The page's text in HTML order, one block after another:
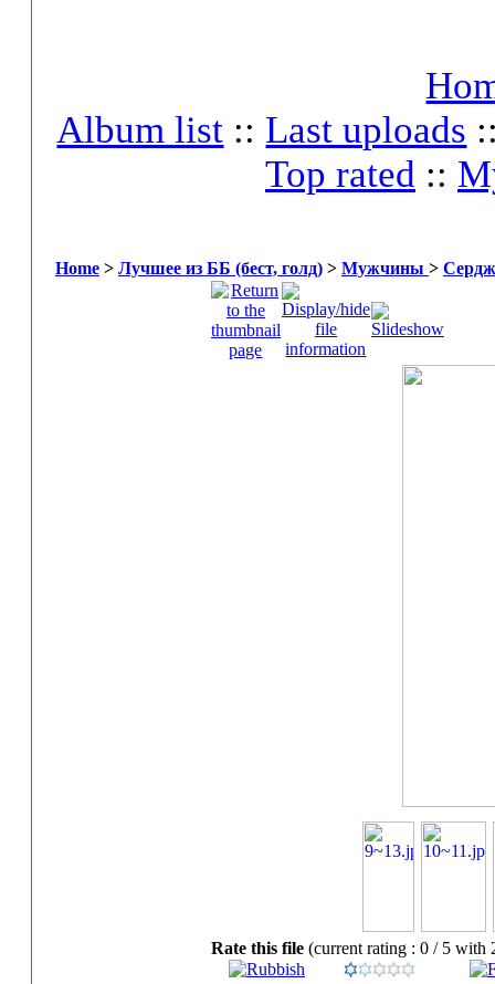
Album list :: Last uploads
Top rated ::
Home > Лучшее из ББ (бест, голд) > Мужчины >
Rate this file (current rating : 0 / 5 with